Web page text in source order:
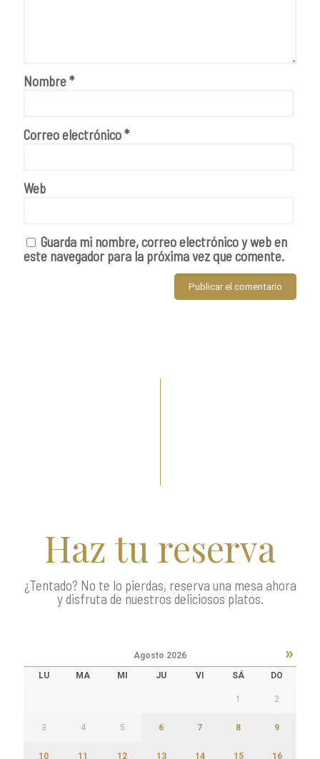
Nombre*
Correo electrónico*
Web
Guarda mi nombre, correo electrónico y web en
este navegador para la próxima vez que comente.
Haz tu reserva
¿Tentado? No te lo pierdas, reserva una mesa ahora
y disfruta de nuestros deliciosos platos.
»
Agosto 2026
LU
MA MI JU VI SÁ DO
1 2
3 4 5 6 7 8 9
10 11 12 13 14 15 16